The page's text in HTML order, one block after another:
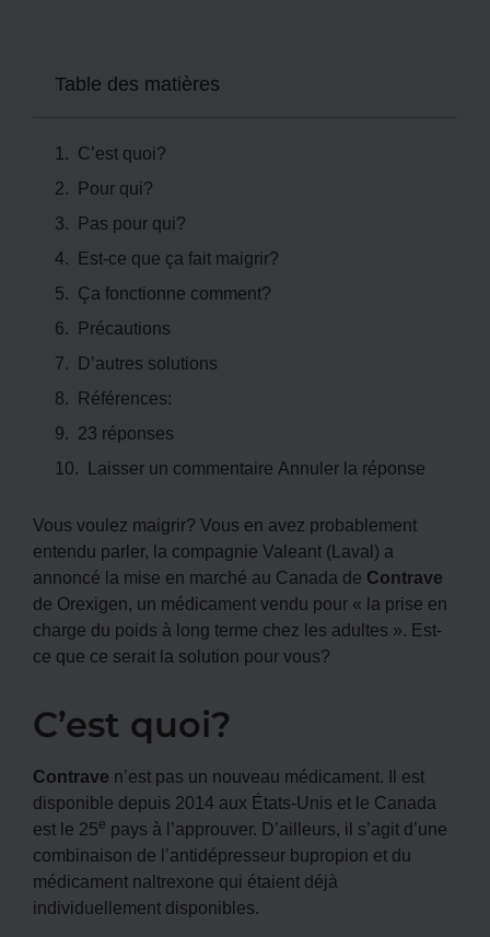
Table des matières
C’est quoi?
Pour qui?
Pas pour qui?
Est-ce que ça fait maigrir?
Ça fonctionne comment?
Précautions
D’autres solutions
Références:
23 réponses
Laisser un commentaire Annuler la réponse
Vous voulez maigrir? Vous en avez probablement
entendu parler, la compagnie Valeant (Laval) a
annoncé la mise en marché au Canada de Contrave
de Orexigen, un médicament vendu pour « la prise en
charge du poids à long terme chez les adultes ». Est-
ce que ce serait la solution pour vous?
C’est quoi?
Contrave n’est pas un nouveau médicament. Il est
disponible depuis 2014 aux États-Unis et le Canada
est le 25e pays à l’approuver. D’ailleurs, il s’agit d’une
combinaison de l’antidépresseur bupropion et du
médicament naltrexone qui étaient déjà
individuellement disponibles.